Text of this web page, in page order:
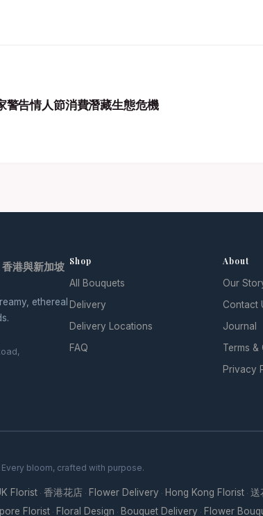
警告情人節消費潛藏生態危機
港與新加坡
ethereal
Shop
All Bouquets
Delivery
Delivery Locations
FAQ
About
Our
Contact
Journal
Terms &
Privacy
bloom, crafted with purpose.
Florist · 香港花店 · Flower Delivery · Hong Kong Florist · 送
Florist · Floral Design · Bouquet Delivery · Flower